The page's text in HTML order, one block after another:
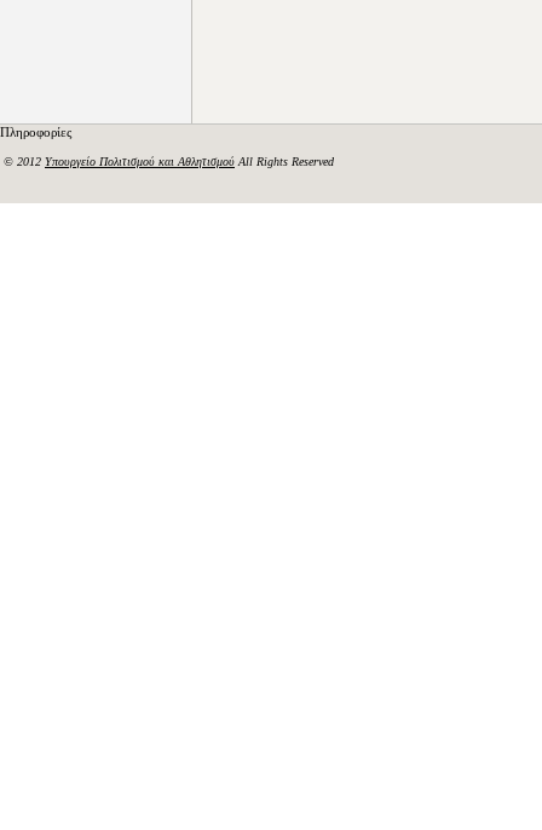
Πληροφορίες
© 2012 Υπουργείο Πολιτισμού και Αθλητισμού All Rights Reserved